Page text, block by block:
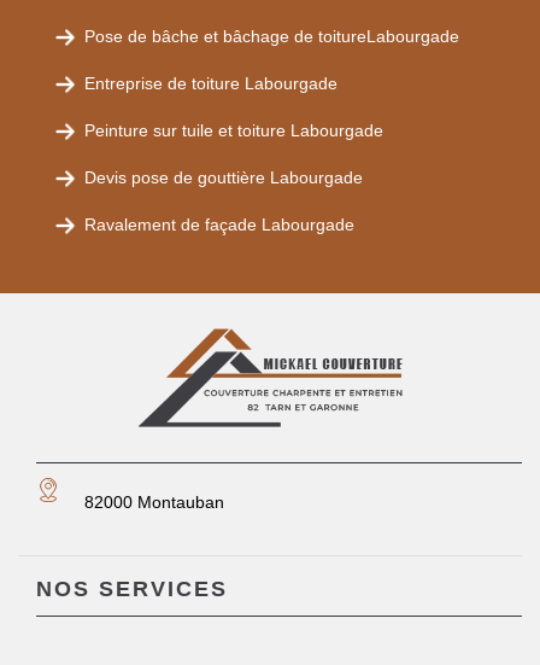
Pose de bâche et bâchage de toitureLabourgade
Entreprise de toiture Labourgade
Peinture sur tuile et toiture Labourgade
Devis pose de gouttière Labourgade
Ravalement de façade Labourgade
82000 Montauban
NOS SERVICES